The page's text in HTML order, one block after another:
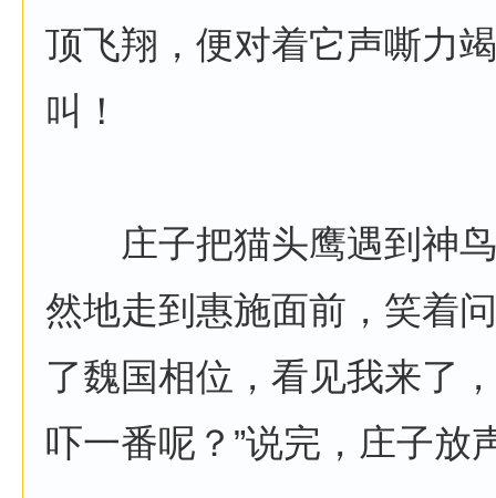
顶飞翔，便对着它声嘶力
叫！
庄子把猫头鹰遇到神鸟
然地走到惠施面前，笑着
了魏国相位，看见我来了
吓一番呢？”说完，庄子放